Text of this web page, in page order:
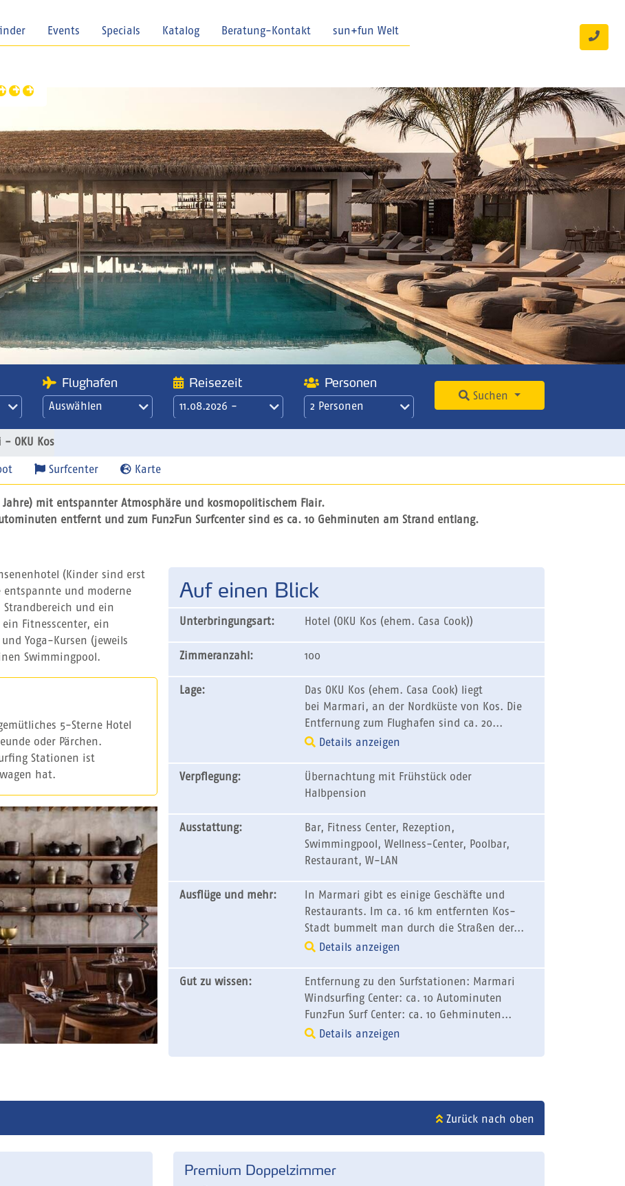
Events Specials Katalog Beratung-Kontakt sun+fun Welt
Flughafen
Auswählen
Reisezeit
11.08.2026 -
/ 3 Wochen
Personen
2 Personen
Suchen
- OKU Kos
Surfcenter Karte
Jahre) mit entspannter Atmosphäre und kosmopolitischem Flair.
entfernt und zum Fun2Fun Surfcenter sind es ca. 10 Gehminuten am Strand entlang.
(Kinder sind erst
entspannte und moderne
und ein
Fitnesscenter, ein
Yoga-Kursen (jeweils
Swimmingpool.
5-Sterne Hotel
oder Pärchen.
Stationen ist
hat.
Auf einen Blick
Unterbringungsart: Hotel (OKU Kos (ehem. Casa Cook))
Zimmeranzahl: 100
Lage:
Das OKU Kos (ehem. Casa Cook) liegt
bei Marmari, an der Nordküste von Kos. Die
Entfernung zum Flughafen sind ca. 20...
Details anzeigen
Verpflegung:
Übernachtung mit Frühstück oder
Halbpension
Ausstattung:
Bar, Fitness Center, Rezeption,
Swimmingpool, Wellness-Center, Poolbar,
Restaurant, W-LAN
Ausflüge und mehr:
In Marmari gibt es einige Geschäfte und
Restaurants. Im ca. 16 km entfernten Kos-
Stadt bummelt man durch die Straßen der...
Details anzeigen
Gut zu wissen:
Entfernung zu den Surfstationen: Marmari
Windsurfing Center: ca. 10 Autominuten
Fun2Fun Surf Center: ca. 10 Gehminuten...
Details anzeigen
Zurück nach oben
Premium Doppelzimmer